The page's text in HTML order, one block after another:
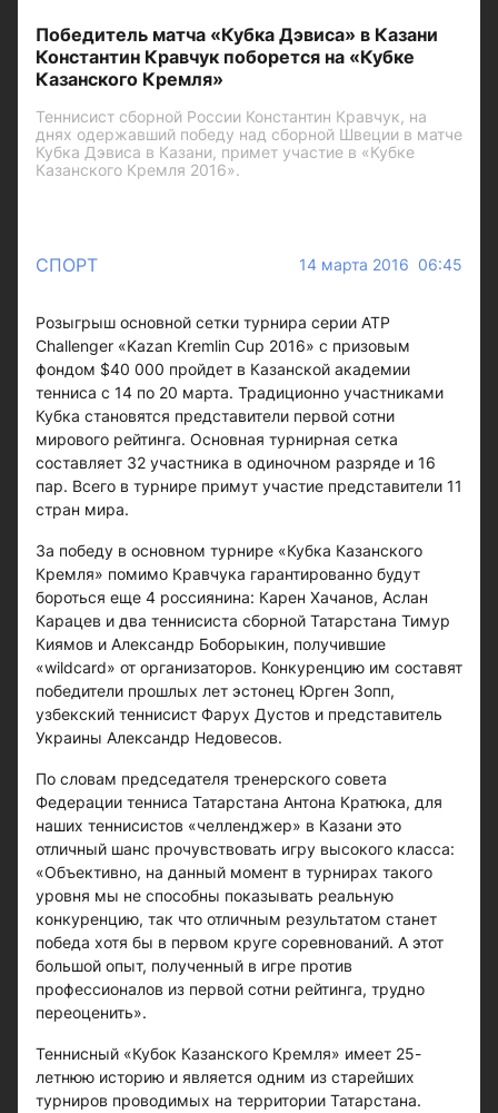
Победитель матча «Кубка Дэвиса» в Казани
Константин Кравчук поборется на «Кубке
Казанского Кремля»
Теннисист сборной России Константин Кравчук, на
днях одержавший победу над сборной Швеции в матче
Кубка Дэвиса в Казани, примет участие в «Кубке
Казанского Кремля 2016».
СПОРТ 14 марта 2016 06:45
Розыгрыш основной сетки турнира серии ATP
Challenger «Kazan Kremlin Cup 2016» с призовым
фондом $40 000 пройдет в Казанской академии
тенниса с 14 по 20 марта. Традиционно участниками
Кубка становятся представители первой сотни
мирового рейтинга. Основная турнирная сетка
составляет 32 участника в одиночном разряде и 16
пар. Всего в турнире примут участие представители 11
стран мира.
За победу в основном турнире «Кубка Казанского
Кремля» помимо Кравчука гарантированно будут
бороться еще 4 россиянина: Карен Хачанов, Аслан
Карацев и два теннисиста сборной Татарстана Тимур
Киямов и Александр Боборыкин, получившие
«wildcard» от организаторов. Конкуренцию им составят
победители прошлых лет эстонец Юрген Зопп,
узбекский теннисист Фарух Дустов и представитель
Украины Александр Недовесов.
По словам председателя тренерского совета
Федерации тенниса Татарстана Антона Кратюка, для
наших теннисистов «челленджер» в Казани это
отличный шанс прочувствовать игру высокого класса:
«Объективно, на данный момент в турнирах такого
уровня мы не способны показывать реальную
конкуренцию, так что отличным результатом станет
победа хотя бы в первом круге соревнований. А этот
большой опыт, полученный в игре против
профессионалов из первой сотни рейтинга, трудно
переоценить».
Теннисный «Кубок Казанского Кремля» имеет 25-
летнюю историю и является одним из старейших
турниров проводимых на территории Татарстана.